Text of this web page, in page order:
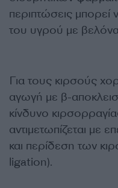
περιπτώσεις μπορεί
του υγρού με
Για τους κιρσούς
αγωγή με β-
κίνδυνο
αντιμετωπίζεται με
και περίδεση των
ligation).